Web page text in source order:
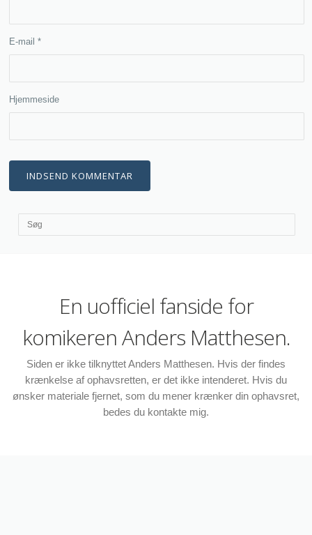
E-mail*
Hjemmeside
En uofficiel fanside for
komikeren Anders Matthesen.
Siden er ikke tilknyttet Anders Matthesen. Hvis der findes
krænkelse af ophavsretten, er det ikke intenderet. Hvis du
ønsker materiale fjernet, som du mener krænker din ophavsret,
bedes du kontakte mig.